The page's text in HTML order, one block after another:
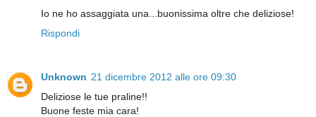
Io ne ho assaggiata una...buonissima oltre che deliziose!
Rispondi
Unknown 21 dicembre 2012 alle ore 09:30
Deliziose le tue praline!!
Buone feste mia cara!